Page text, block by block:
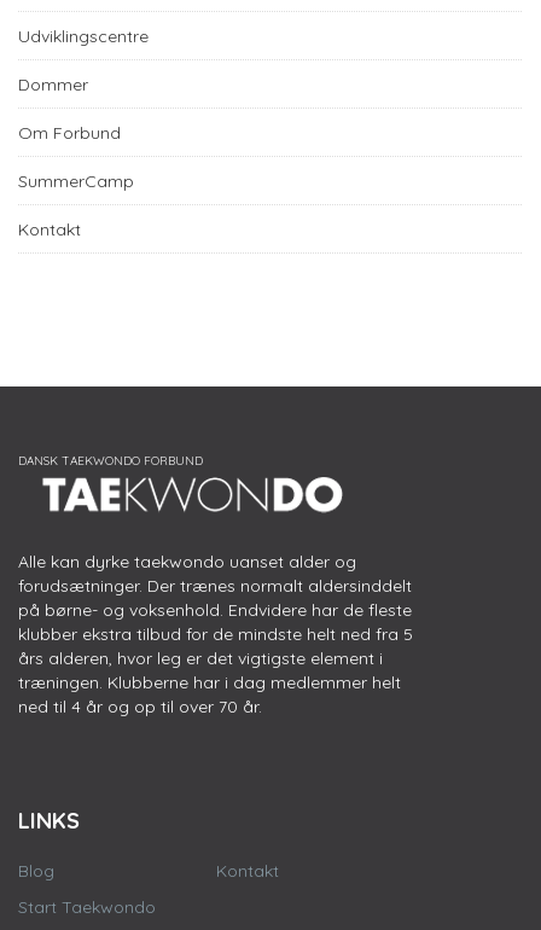
Udviklingscentre
Dommer
Om Forbund
SummerCamp
Kontakt
Alle kan dyrke taekwondo uanset alder og
forudsætninger. Der trænes normalt aldersinddelt
på børne- og voksenhold. Endvidere har de fleste
klubber ekstra tilbud for de mindste helt ned fra 5
års alderen, hvor leg er det vigtigste element i
træningen. Klubberne har i dag medlemmer helt
ned til 4 år og op til over 70 år.
LINKS
Blog
Start Taekwondo
Kontakt